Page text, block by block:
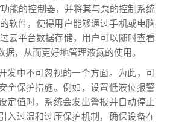
能的控制器，并将其与泵的控制系统
软件，使得用户能够通过手机或电脑
云平台数据存储，用户可以随时查看
据，从而更好地管理液氮的使用。
中不可忽视的一个方面。为此，可
全保护措施。例如，设置低液位报警
定值时，系统会发出警报并自动停止
入过温和过压保护机制，确保设备在